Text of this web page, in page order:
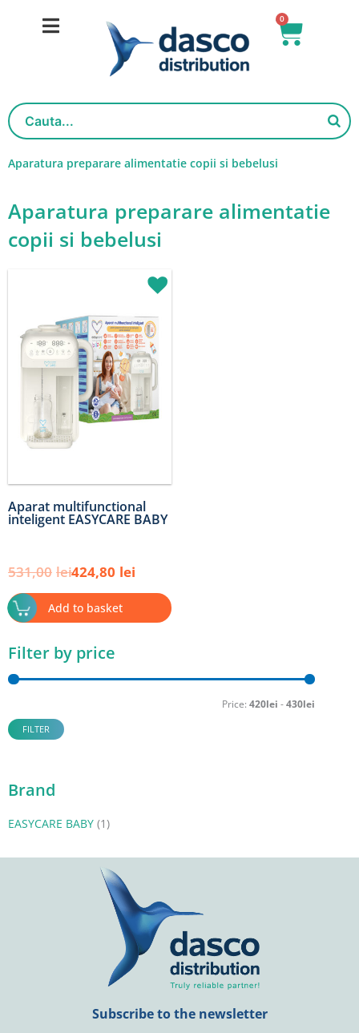
0
Basket
Aparatura preparare alimentatie copii si bebelusi
Filter by price
price
price
FILTER
Price:420lei -430lei
Brand
EASYCARE BABY (1)
Aparatura preparare alimentatie
copii si bebelusi
Aparat multifunctional
inteligent EASYCARE BABY
531,00 lei
was:
531,00lei.
424,80 lei
Current
price
is:
424,80lei.
Add to basket
Subscribe to the newsletter